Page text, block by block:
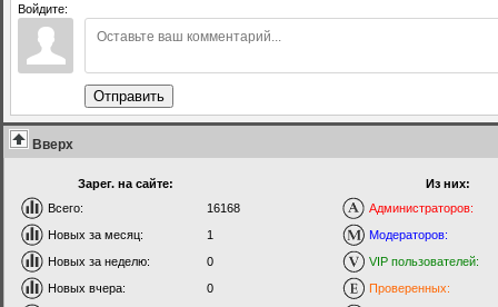
Войдите:
Отправить
Вверх
Зарег. на сайте:
Всего:
16168
Новых за месяц:
1
Новых за неделю:
0
Новых вчера:
0
Из них:
Администраторов:
Модераторов:
VIP пользователей:
Проверенных: